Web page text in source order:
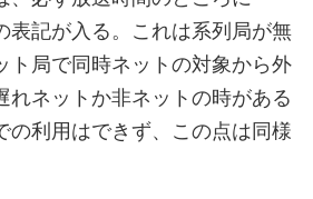
表記が入る。これは系列局が無
ト局で同時ネットの対象から外
れネットか非ネットの時がある
の利用はできず、この点は同様